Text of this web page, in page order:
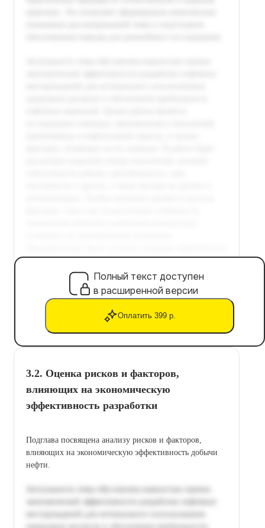
Полный текст доступен
в расширенной версии
Оплатить 399 р.
3.2. Оценка рисков и факторов,
влияющих на экономическую
эффективность разработки
Подглавa посвящена анализу рисков и факторов,
влияющих на экономическую эффективность добычи
нефти.